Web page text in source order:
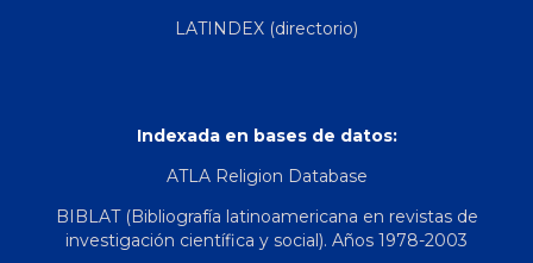
LATINDEX (directorio)
Indexada en bases de datos:
ATLA Religion Database
BIBLAT (Bibliografía latinoamericana en revistas de
investigación científica y social). Años 1978-2003